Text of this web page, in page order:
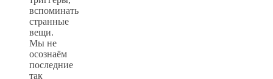
вспоминать
странные
вещи.
Мы не
осознаём
последние
так